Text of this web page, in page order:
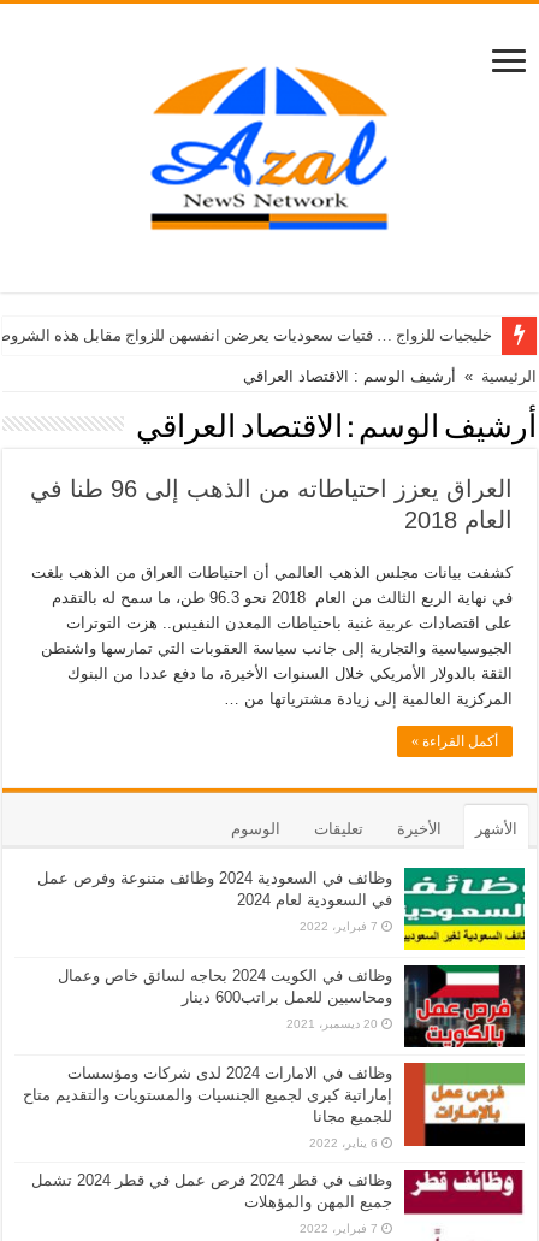
خليجيات للزواج … فتيات سعوديات يعرضن انفسهن للزواج مقابل هذه
الرئيسية » أرشيف الوسم : الاقتصاد العراقي
أرشيف الوسم : الاقتصاد العراقي
العراق يعزز احتياطاته من الذهب إلى 96 طنا في
العام 2018
كشفت بيانات مجلس الذهب العالمي أن احتياطات العراق من الذهب بلغت
في نهاية الربع الثالث من العام 2018 نحو 96.3 طن، ما سمح له بالتقدم
على اقتصادات عربية غنية باحتياطات المعدن النفيس.. هزت التوترات
الجيوسياسية والتجارية إلى جانب سياسة العقوبات التي تمارسها واشنطن
الثقة بالدولار الأمريكي خلال السنوات الأخيرة، ما دفع عددا من البنوك
المركزية العالمية إلى زيادة مشترياتها من …
أكمل القراءة »
الأشهر الأخيرة تعليقات الوسوم
وظائف في السعودية 2024 وظائف متنوعة وفرص عمل
في السعودية لعام 2024
7 فبراير، 2022
وظائف في الكويت 2024 بحاجه لسائق خاص وعمال
ومحاسبين للعمل براتب600 دينار
20 ديسمبر، 2021
وظائف في الامارات 2024 لدى شركات ومؤسسات
إماراتية كبرى لجميع الجنسيات والمستويات والتقديم متاح
للجميع مجانا
6 يناير، 2022
وظائف في قطر 2024 فرص عمل في قطر 2024 تشمل
جميع المهن والمؤهلات
7 فبراير، 2022